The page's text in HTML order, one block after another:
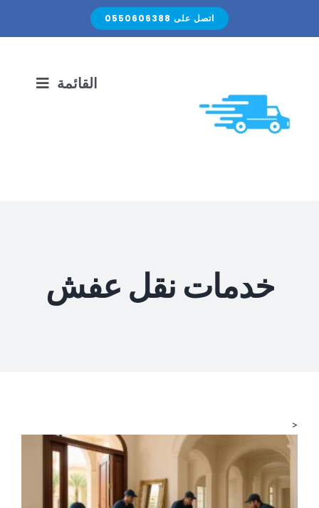
اتصل على 0550606388
القائمة
اتصل بنا
خدمات نقل عفش
<